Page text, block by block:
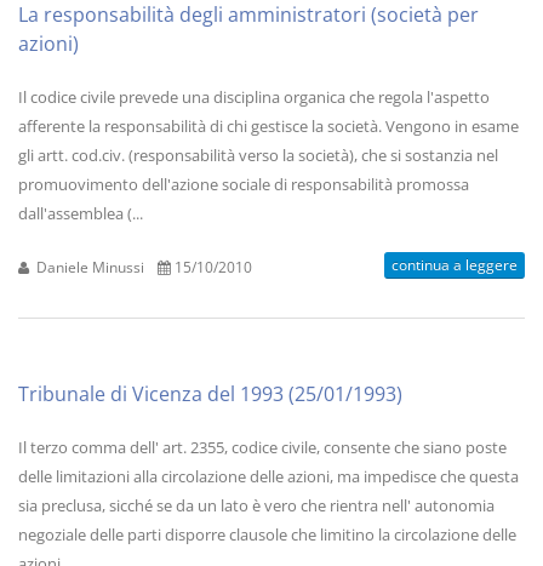
La responsabilità degli amministratori (società per
azioni)
Il codice civile prevede una disciplina organica che regola l'aspetto
afferente la responsabilità di chi gestisce la società. Vengono in esame
gli artt. cod.civ. (responsabilità verso la società), che si sostanzia nel
promuovimento dell'azione sociale di responsabilità promossa
dall'assemblea (...
Daniele Minussi 15/10/2010 continua a leggere
Tribunale di Vicenza del 1993 (25/01/1993)
Il terzo comma dell' art. 2355, codice civile, consente che siano poste
delle limitazioni alla circolazione delle azioni, ma impedisce che questa
sia preclusa, sicché se da un lato è vero che rientra nell' autonomia
negoziale delle parti disporre clausole che limitino la circolazione delle